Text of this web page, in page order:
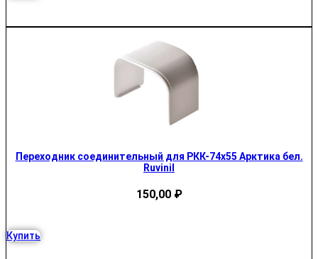
Переходник соединительный для РКК-74х55 Арктика бел.
Ruvinil
150,00 ₽
Купить